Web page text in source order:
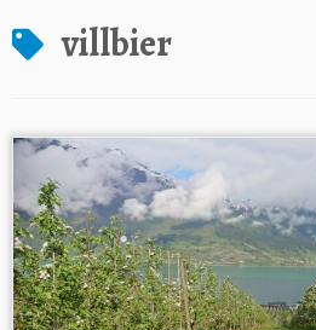
villbier